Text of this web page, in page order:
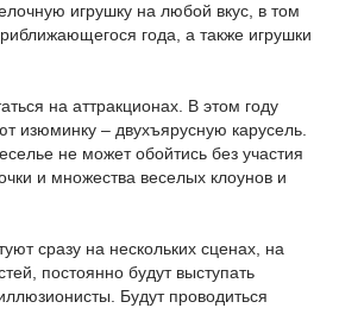
игрушку на любой вкус, в том
года, а также игрушки
на аттракционах. В этом году
изюминку – двухъярусную карусель.
не может обойтись без участия
и множества веселых клоунов и
сразу на нескольких сценах, на
постоянно будут выступать
Будут проводиться